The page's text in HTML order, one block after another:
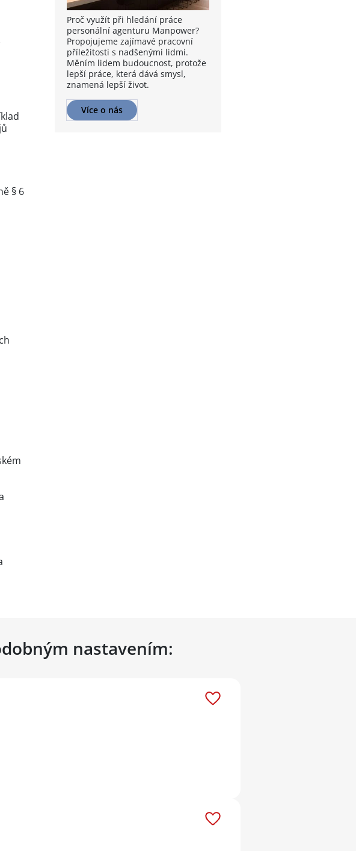
Proč využít při hledání práce
personální agenturu Manpower?
Propojujeme zajímavé pracovní
příležitosti s nadšenými lidmi.
Měním lidem budoucnost, protože
lepší práce, která dává smysl,
znamená lepší život.
Více o nás
§ 6
nastavením: